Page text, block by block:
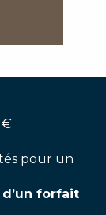
pour un
d’un forfait